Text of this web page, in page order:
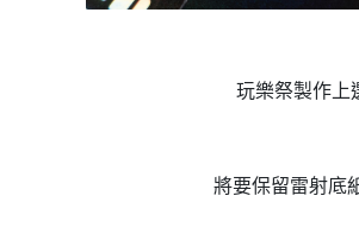
玩樂祭製作上
將要保留雷射底